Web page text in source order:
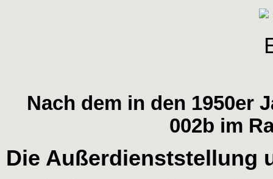
Nach dem in den 1950er
002b im
Die Außerdienststellung